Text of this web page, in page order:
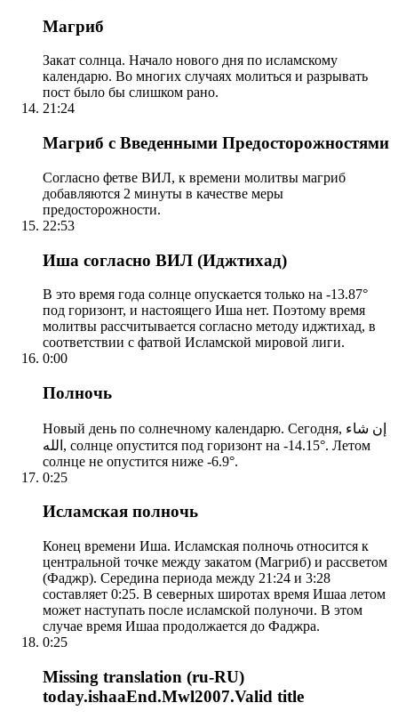
Магриб
Закат солнца. Начало нового дня по исламскому
календарю. Во многих случаях молиться и разрывать
пост было бы слишком рано.
21:24
Магриб с Введенными Предосторожностями
Согласно фетве ВИЛ, к времени молитвы магриб
добавляются 2 минуты в качестве меры
предосторожности.
22:53
Иша согласно ВИЛ (Иджтихад)
В это время года солнце опускается только на -13.87°
под горизонт, и настоящего Иша нет. Поэтому время
молитвы рассчитывается согласно методу иджтихад, в
соответствии с фатвой Исламской мировой лиги.
0:00
Полночь
Новый день по солнечному календарю. Сегодня, إن شاء
الله, солнце опустится под горизонт на -14.15°. Летом
солнце не опустится ниже -6.9°.
0:25
Исламская полночь
Конец времени Иша. Исламская полночь относится к
центральной точке между закатом (Магриб) и рассветом
(Фаджр). Середина периода между 21:24 и 3:28
составляет 0:25. В северных широтах время Ишаа летом
может наступать после исламской полуночи. В этом
случае время Ишаа продолжается до Фаджра.
0:25
Missing translation (ru-RU)
today.ishaaEnd.Mwl2007.Valid title